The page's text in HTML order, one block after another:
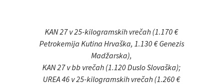
KAN 27 v 25-kilogramskih vrečah (1.170 €
Petrokemija Kutina Hrvaška, 1.130 € Genezis
Madžarska),
KAN 27 v bb vrečah (1.120 Duslo Slovaška);
UREA 46 v 25-kilogramskih vrečah (1.260 €